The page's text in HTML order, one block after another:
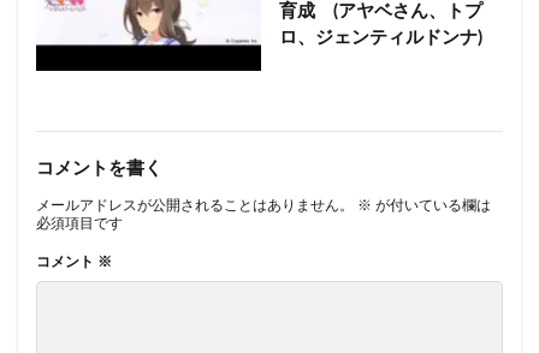
育成 (アヤベさん、トプ
ロ、ジェンティルドンナ)
コメントを書く
メールアドレスが公開されることはありません。 ※ が付いている欄は
必須項目です
コメント ※